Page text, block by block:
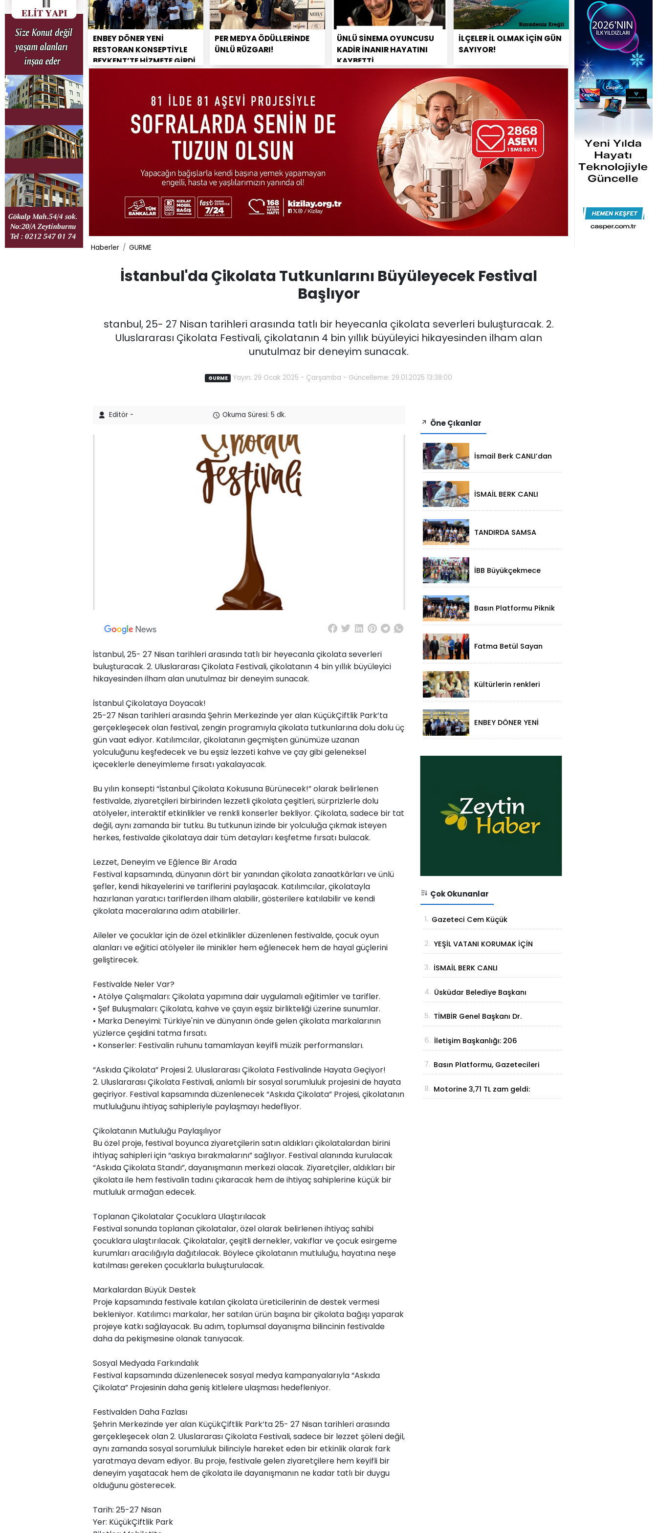
ENBEY DÖNER YENİ
RESTORAN KONSEPTİYLE
BEYKENT’TE HİZMETE GİRDİ
PER MEDYA ÖDÜLLERİNDE
ÜNLÜ RÜZGARI!
ÜNLÜ SİNEMA OYUNCUSU
KADİR İNANIR HAYATINI
KAYBETTİ
İLÇELER İL OLMAK İÇİN GÜN
SAYIYOR!
Haberler GURME
İstanbul'da Çikolata Tutkunlarını Büyüleyecek Festival
Başlıyor
stanbul, 25- 27 Nisan tarihleri arasında tatlı bir heyecanla çikolata severleri buluşturacak. 2.
Uluslararası Çikolata Festivali, çikolatanın 4 bin yıllık büyüleyici hikayesinden ilham alan
unutulmaz bir deneyim sunacak.
GURME Yayın: 29 Ocak 2025 - Çarşamba - Güncelleme: 29.01.2025 13:38:00
Editör - Okuma Süresi: 5 dk.
İstanbul, 25- 27 Nisan tarihleri arasında tatlı bir heyecanla çikolata severleri
buluşturacak. 2. Uluslararası Çikolata Festivali, çikolatanın 4 bin yıllık büyüleyici
hikayesinden ilham alan unutulmaz bir deneyim sunacak.
İstanbul Çikolataya Doyacak!
25-27 Nisan tarihleri arasında Şehrin Merkezinde yer alan KüçükÇiftlik Park’ta
gerçekleşecek olan festival, zengin programıyla çikolata tutkunlarına dolu dolu üç
gün vaat ediyor. Katılımcılar, çikolatanın geçmişten günümüze uzanan
yolculuğunu keşfedecek ve bu eşsiz lezzeti kahve ve çay gibi geleneksel
içeceklerle deneyimleme fırsatı yakalayacak.
Bu yılın konsepti “İstanbul Çikolata Kokusuna Bürünecek!” olarak belirlenen
festivalde, ziyaretçileri birbirinden lezzetli çikolata çeşitleri, sürprizlerle dolu
atölyeler, interaktif etkinlikler ve renkli konserler bekliyor. Çikolata, sadece bir tat
değil, aynı zamanda bir tutku. Bu tutkunun izinde bir yolculuğa çıkmak isteyen
herkes, festivalde çikolataya dair tüm detayları keşfetme fırsatı bulacak.
Lezzet, Deneyim ve Eğlence Bir Arada
Festival kapsamında, dünyanın dört bir yanından çikolata zanaatkârları ve ünlü
şefler, kendi hikayelerini ve tariflerini paylaşacak. Katılımcılar, çikolatayla
hazırlanan yaratıcı tariflerden ilham alabilir, gösterilere katılabilir ve kendi
çikolata maceralarına adım atabilirler.
Aileler ve çocuklar için de özel etkinlikler düzenlenen festivalde, çocuk oyun
alanları ve eğitici atölyeler ile minikler hem eğlenecek hem de hayal güçlerini
geliştirecek.
Festivalde Neler Var?
• Atölye Çalışmaları: Çikolata yapımına dair uygulamalı eğitimler ve tarifler.
• Şef Buluşmaları: Çikolata, kahve ve çayın eşsiz birlikteliği üzerine sunumlar.
• Marka Deneyimi: Türkiye'nin ve dünyanın önde gelen çikolata markalarının
yüzlerce çeşidini tatma fırsatı.
• Konserler: Festivalin ruhunu tamamlayan keyifli müzik performansları.
“Askıda Çikolata” Projesi 2. Uluslararası Çikolata Festivalinde Hayata Geçiyor!
2. Uluslararası Çikolata Festivali, anlamlı bir sosyal sorumluluk projesini de hayata
geçiriyor. Festival kapsamında düzenlenecek “Askıda Çikolata” Projesi, çikolatanın
mutluluğunu ihtiyaç sahipleriyle paylaşmayı hedefliyor.
Çikolatanın Mutluluğu Paylaşılıyor
Bu özel proje, festival boyunca ziyaretçilerin satın aldıkları çikolatalardan birini
ihtiyaç sahipleri için “askıya bırakmalarını” sağlıyor. Festival alanında kurulacak
“Askıda Çikolata Standı”, dayanışmanın merkezi olacak. Ziyaretçiler, aldıkları bir
çikolata ile hem festivalin tadını çıkaracak hem de ihtiyaç sahiplerine küçük bir
mutluluk armağan edecek.
Toplanan Çikolatalar Çocuklara Ulaştırılacak
Festival sonunda toplanan çikolatalar, özel olarak belirlenen ihtiyaç sahibi
çocuklara ulaştırılacak. Çikolatalar, çeşitli dernekler, vakıflar ve çocuk esirgeme
kurumları aracılığıyla dağıtılacak. Böylece çikolatanın mutluluğu, hayatına neşe
katılması gereken çocuklarla buluşturulacak.
Markalardan Büyük Destek
Proje kapsamında festivale katılan çikolata üreticilerinin de destek vermesi
bekleniyor. Katılımcı markalar, her satılan ürün başına bir çikolata bağışı yaparak
projeye katkı sağlayacak. Bu adım, toplumsal dayanışma bilincinin festivalde
daha da pekişmesine olanak tanıyacak.
Sosyal Medyada Farkındalık
Festival kapsamında düzenlenecek sosyal medya kampanyalarıyla “Askıda
Çikolata” Projesinin daha geniş kitlelere ulaşması hedefleniyor.
Festivalden Daha Fazlası
Şehrin Merkezinde yer alan KüçükÇiftlik Park’ta 25- 27 Nisan tarihleri arasında
gerçekleşecek olan 2. Uluslararası Çikolata Festivali, sadece bir lezzet şöleni değil,
aynı zamanda sosyal sorumluluk bilinciyle hareket eden bir etkinlik olarak fark
yaratmaya devam ediyor. Bu proje, festivale gelen ziyaretçilere hem keyifli bir
deneyim yaşatacak hem de çikolata ile dayanışmanın ne kadar tatlı bir duygu
olduğunu gösterecek.
Tarih: 25-27 Nisan
Yer: KüçükÇiftlik Park
Öne Çıkanlar
İsmail Berk CANLI’dan
Başarı: 2312
Turnuvaya Damga
Vurdu
İSMAİL BERK CANLI
SATRANÇTA
TANDIRDA SAMSA
KÜÇÜKÇEKMECE
İBB Büyükçekmece
Açılış!
Basın Platformu Piknik
Land'de Toplandı!
Fatma Betül Sayan
Mehmet Makas'a
Kültürlerin renkleri
yansıtıldı
ENBEY DÖNER YENİ
KONSEPTİYLE
GİRDİ
Çok Okunanlar
1. Gazeteci Cem Küçük
gelişme
2. YEŞİL VATANI KORUMAK İÇİN
TERMAL ÇÖZÜM
3. İSMAİL BERK CANLI
GURURUMUZ OLDU!
4. Üsküdar Belediye Başkanı
Sinem Dedetaş tutuklandı
5. TİMBİR Genel Başkanı Dr.
Birinci’ye taziye ziyareti
6. İletişim Başkanlığı: 206
yangının 202'si kontrol altına
alındı
7. Basın Platformu, Gazetecileri
8. Motorine 3,71 TL zam geldi:
Güncel akaryakıt fiyatları belli